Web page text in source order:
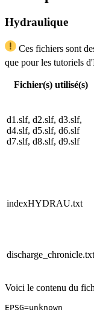
Hydraulique
Ces fichiers sont
que pour les tutoriels
Fichier(s) utilisé(s)
d1.slf, d2.slf, d3.slf,
d4.slf, d5.slf, d6.slf
d7.slf, d8.slf, d9.slf
indexHYDRAU.txt
discharge_chronicle.txt
Voici le contenu du
EPSG=unknown